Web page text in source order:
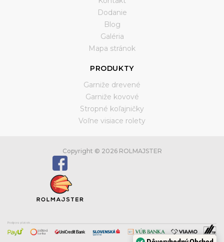
Dodanie
Blog
Galéria
Mapa stránok
PRODUKTY
Garniže drevené
Garniže kovové
Stropné koľajničky
Voľne visiace rolety
Copyright © 2026 ROLMAJSTER